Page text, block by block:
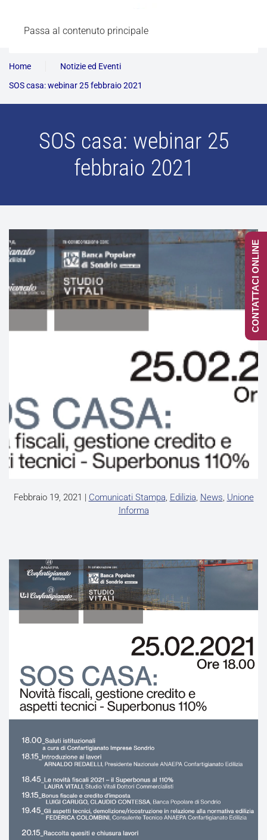
Passa al contenuto principale
Home
Notizie ed Eventi
SOS casa: webinar 25 febbraio 2021
SOS casa: webinar 25
febbraio 2021
Febbraio 19, 2021 | Comunicati Stampa, Edilizia, News, Unione
Informa
CONTATTACI ONLINE